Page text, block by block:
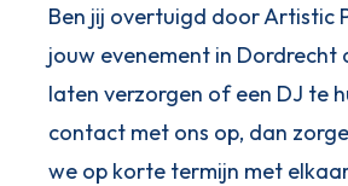
Ben jij overtuigd door Artistic
jouw evenement in Dordrecht
laten verzorgen of een DJ te
contact met ons op, dan
we op korte termijn met